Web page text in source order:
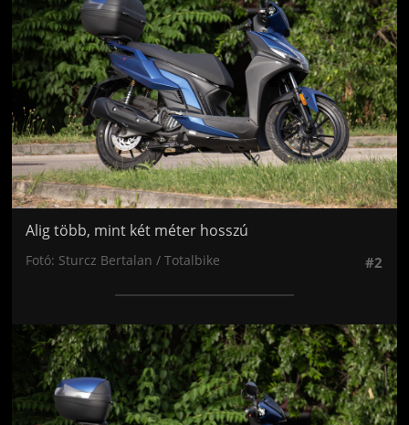
Alig több, mint két méter hosszú
Fotó: Sturcz Bertalan / Totalbike #2
Jön még kép!